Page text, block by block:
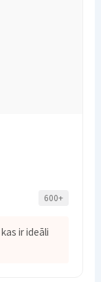
600+
ir ideāli